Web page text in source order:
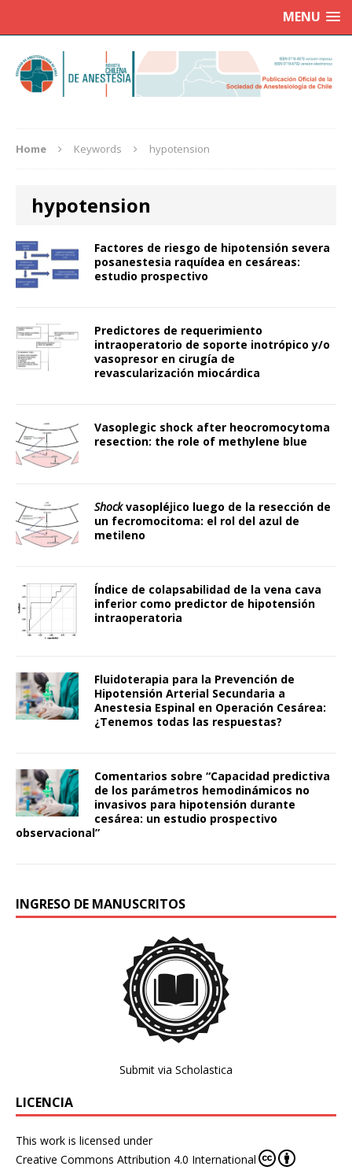
MENU
Home Keywords hypotension
hypotension
Factores de riesgo de hipotensión severa
posanestesia raquídea en cesáreas:
estudio prospectivo
Predictores de requerimiento
intraoperatorio de soporte inotrópico y/o
vasopresor en cirugía de
revascularización miocárdica
Vasoplegic shock after heocromocytoma
resection: the role of methylene blue
Shockvasopléjico luego de la resección de
un fecromocitoma: el rol del azul de
metileno
Índice de colapsabilidad de la vena cava
inferior como predictor de hipotensión
intraoperatoria
Fluidoterapia para la Prevención de
Hipotensión Arterial Secundaria a
Anestesia Espinal en Operación Cesárea:
¿Tenemos todas las respuestas?
Comentarios sobre “Capacidad predictiva
de los parámetros hemodinámicos no
invasivos para hipotensión durante
cesárea: un estudio prospectivo
observacional”
INGRESO DE MANUSCRITOS
Submit via Scholastica
LICENCIA
This work is licensed under
Creative Commons Attribution 4.0 International